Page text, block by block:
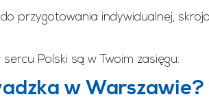
przygotowania indywidualnej,
Polski są w Twoim zasięgu.
w Warszawie?